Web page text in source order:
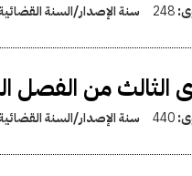
248 سنة الإصدار/السنة
الثالث من الفصل
440 سنة الإصدار/السنة